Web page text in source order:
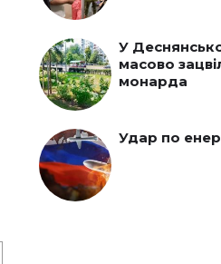
У
масово
монарда
Удар по